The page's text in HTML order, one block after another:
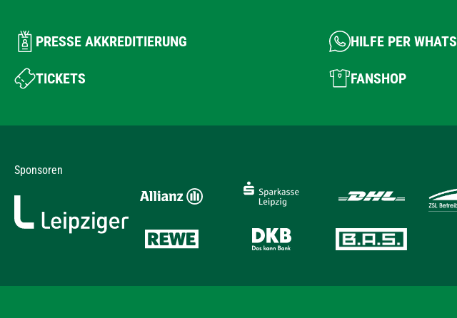
PRESSE AKKREDITIERUNG HILFE PER
TICKETS FANSHOP
Sponsoren